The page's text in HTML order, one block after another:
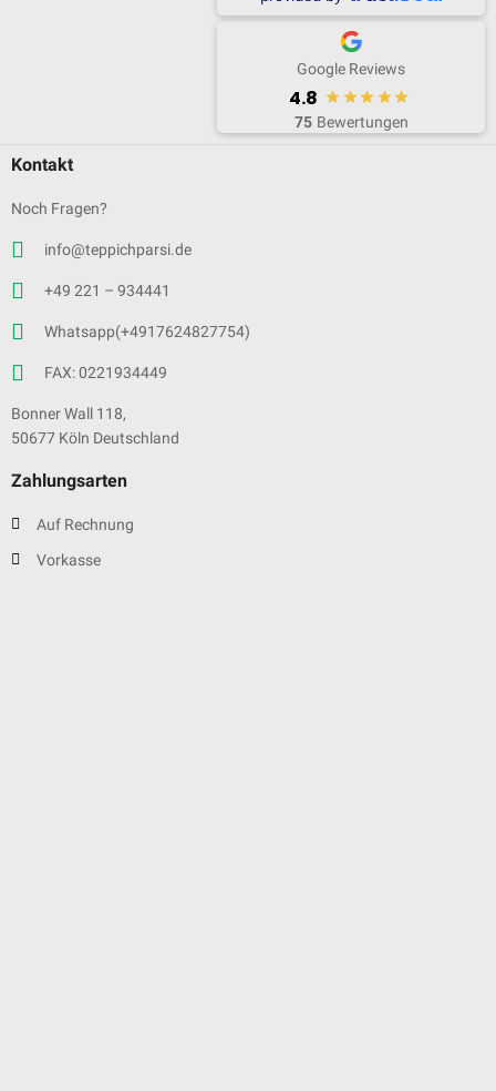
Google Reviews
4.8
75 Bewertungen
Kontakt
Noch Fragen?
info@teppichparsi.de
+49 221 – 934441
Whatsapp(+4917624827754)
FAX: 0221934449
Bonner Wall 118,
50677 Köln Deutschland
Zahlungsarten
Auf Rechnung
Vorkasse